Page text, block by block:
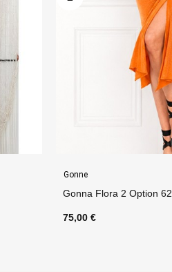
Abbigliamento Donna
Top Edith Bis Option 11
75,00 €